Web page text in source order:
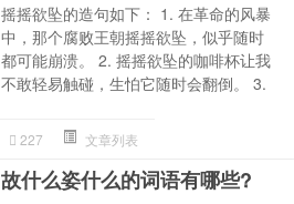
摇摇欲坠的造句如下： 1. 在革命的风暴
中，那个腐败王朝摇摇欲坠，似乎随时
都可能崩溃。 2. 摇摇欲坠的咖啡杯让我
不敢轻易触碰，生怕它随时会翻倒。 3.
227 文章列表
故什么姿什么的词语有哪些?